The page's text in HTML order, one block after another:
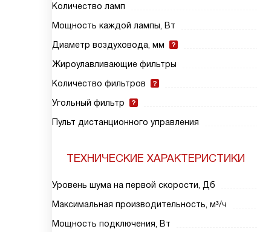
Количество ламп
Мощность каждой лампы, Вт
Диаметр воздуховода, мм
Жироулавливающие фильтры
Количество фильтров
Угольный фильтр
Пульт дистанционного управления
ТЕХНИЧЕСКИЕ ХАРАКТЕРИСТИКИ
Уровень шума на первой скорости, Дб
Максимальная производительность, м³/ч
Мощность подключения, Вт